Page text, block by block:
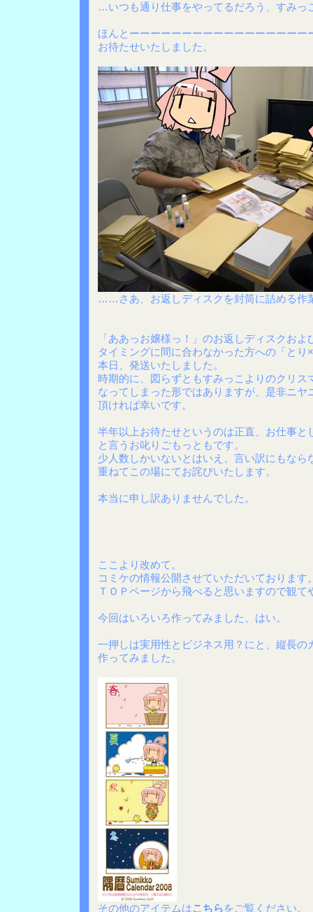
…いつも通り仕事をやってるだろう、すみっ
ほんとーーーーーーーーーーーーーーーーー
お待たせいたしました。
……さあ、お返しディスクを封筒に詰める作
「ああっお嬢様っ！」のお返しディスクおよ
タイミングに間に合わなかった方への「とり
本日、発送いたしました。
時期的に、図らずともすみっこよりのクリス
なってしまった形ではありますが、是非ニヤ
頂ければ幸いです。
半年以上お待たせというのは正直、お仕事と
と言うお叱りごもっともです。
少人数しかいないとはいえ、言い訳にもなら
重ねてこの場にてお詫びいたします。
本当に申し訳ありませんでした。
ここより改めて。
コミケの情報公開させていただいております
ＴＯＰページから飛べると思いますので観て
今回はいろいろ作ってみました、はい。
一押しは実用性とビジネス用？にと、縦長の
作ってみました。
その他のアイテムはこちらをご覧ください。